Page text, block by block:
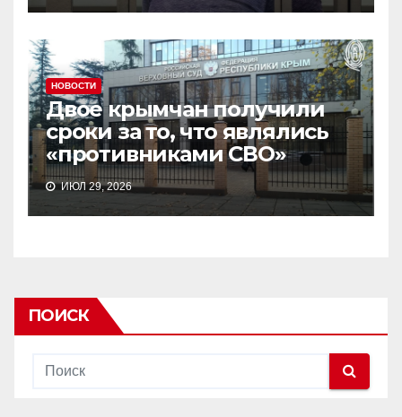
НОВОСТИ
Двое крымчан получили
сроки за то, что являлись
«противниками СВО»
ИЮЛ 29, 2026
ПОИСК